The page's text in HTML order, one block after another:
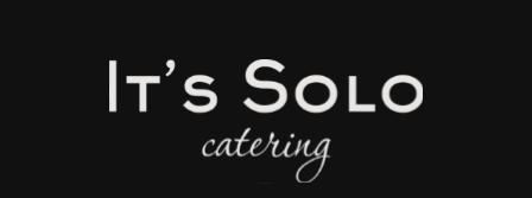
+7 (925) 530-38-98
solocatering15@gmail.com